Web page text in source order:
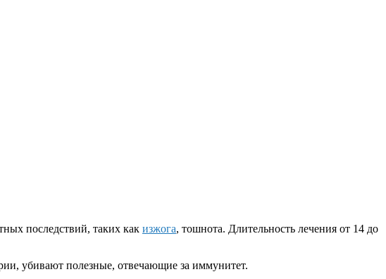
последствий, таких как изжога, тошнота. Длительность лечения от 14 до
убивают полезные, отвечающие за иммунитет.